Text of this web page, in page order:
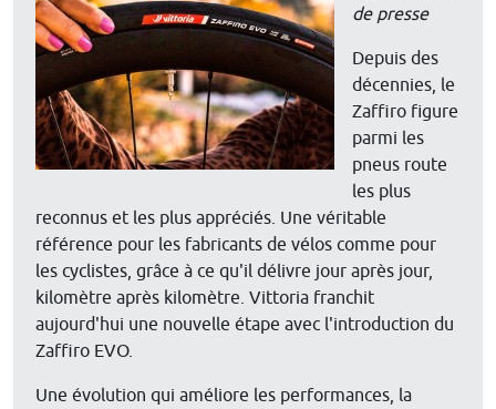
de presse
Depuis des
décennies, le
Zaffiro figure
parmi les
pneus route
les plus
reconnus et les plus appréciés. Une véritable
référence pour les fabricants de vélos comme pour
les cyclistes, grâce à ce qu'il délivre jour après jour,
kilomètre après kilomètre. Vittoria franchit
aujourd'hui une nouvelle étape avec l'introduction du
Zaffiro EVO.
Une évolution qui améliore les performances, la